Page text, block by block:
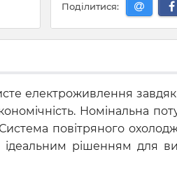
Поділитися:
електроживлення
Номінальна
повітряного
рішенням для